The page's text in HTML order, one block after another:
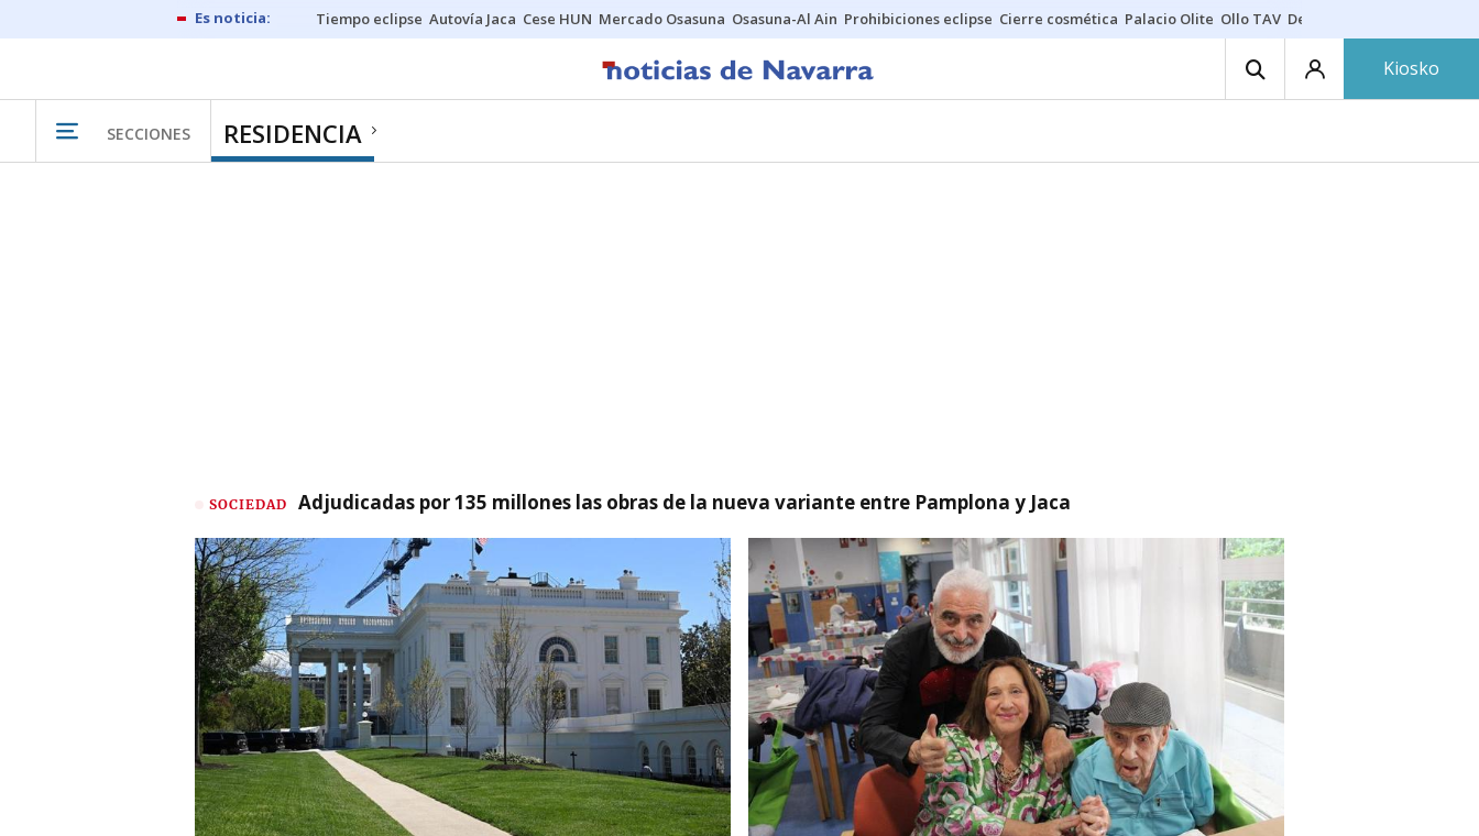
Tiempo eclipse Autovía Jaca Cese HUN Mercado Osasuna Osasuna-Al Ain Prohibiciones eclipse Cierre cosmética Palacio Olite Ollo TAV Derrama vecinos
Kiosko
SECCIONES RESIDENCIA
SOCIEDAD Adjudicadas por 135 millones las obras de la nueva variante entre Pamplona y Jaca